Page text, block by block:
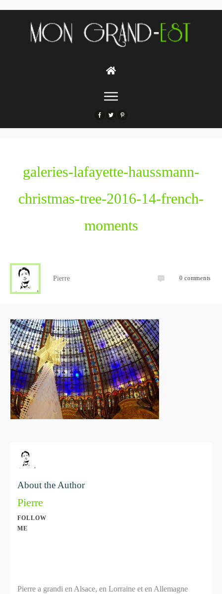
galeries-lafayette-haussmann-
christmas-tree-2016-14-french-
moments
Pierre 0 comments
About the Author
Pierre
FOLLOW
ME
Pierre a grandi en Alsace, en Lorraine et en Allemagne